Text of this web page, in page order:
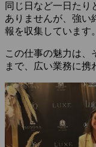
同じ日など一日たり
ありませんが、強い
報を収集しています。
この仕事の魅力は、
まで、広い業務に携